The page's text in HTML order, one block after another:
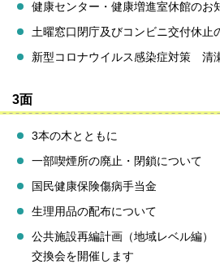
健康センター・健康増進室休館のお
土曜窓口閉庁及びコンビニ交付休止
新型コロナウイルス感染症対策 清
3面
3本の木とともに
一部喫煙所の廃止・閉鎖について
国民健康保険傷病手当金
生理用品の配布について
公共施設再編計画（地域レベル編）
交換会を開催します